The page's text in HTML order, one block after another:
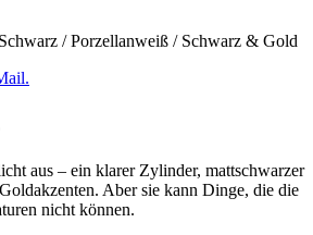
/ Porzellanweiß / Schwarz & Gold
aus – ein klarer Zylinder, mattschwarzer
Aber sie kann Dinge, die die
nicht können.